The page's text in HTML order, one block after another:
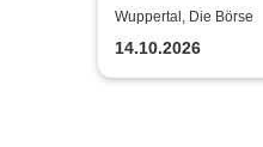
Wuppertal, Die Börse
14.10.2026